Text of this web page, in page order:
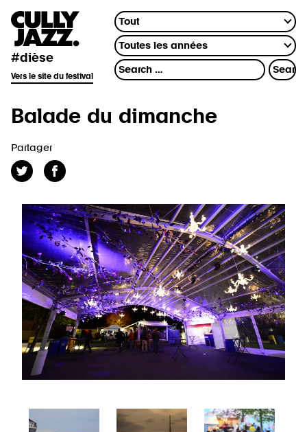
#dièse
Vers le site du festival
Balade du dimanche
Partager